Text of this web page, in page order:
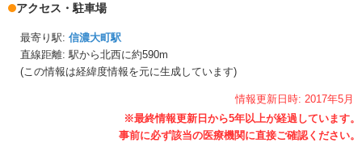
アクセス・駐車場
最寄り駅: 信濃大町駅
直線距離: 駅から北西に約590m
(この情報は経緯度情報を元に生成しています)
情報更新日時: 2017年5月